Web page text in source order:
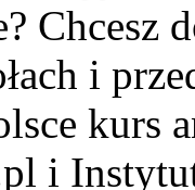
Chcesz
i
kurs
i